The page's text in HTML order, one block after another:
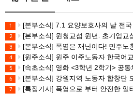
1 [본부소식] 7.1 요양보호사의 날 전
2 [본부소식] 원청교섭 원년. 초기업교섭 돌파! 모든 노동자의 노
3 [본부소식] 폭염은 재난이다! 민주노총 강원지역
4 [원주소식] 원주 이주노동자 한국어
5 [속초소식] 영화 <3학년 2학기> 공동
6 [본부소식] 강원지역 노동자 합창단
7 [특집기사] 폭염으로 부터 안전한 일